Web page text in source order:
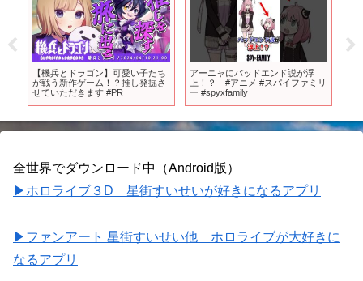
【機兵とドラゴン】可愛い子たち
が戦う新作ゲーム！？推し発掘さ
せていただきます #PR
アーニャにバッドエンド説が浮
上！？ #アニメ #スパイファミリ
ー #spyxfamily
全世界でダウンロード中（Android版）
▶ホロライブ３D 星街すいせいが好きになるアプリ
▶ファンアート 星街すいせい他 ホロライブが大好きに
なるアプリ